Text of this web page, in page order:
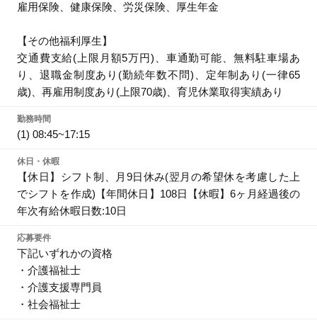
雇用保険、健康保険、労災保険、厚生年金
【その他福利厚生】
交通費支給(上限月額5万円)、車通勤可能、無料駐車場あ
り、退職金制度あり(勤続年数不問)、定年制あり(一律65
歳)、再雇用制度あり(上限70歳)、育児休業取得実績あり
勤務時間
(1) 08:45~17:15
休日・休暇
【休日】シフト制、月9日休み(翌月の希望休を考慮した上
でシフトを作成)【年間休日】108日【休暇】6ヶ月経過後の
年次有給休暇日数:10日
応募要件
下記いずれかの資格
・介護福祉士
・介護支援専門員
・社会福祉士